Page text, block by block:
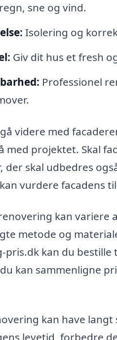
sne og vind.
Isolering og
Giv dit hus et fresh
Professionel
videre med
med projektet. Skal
der skal udbedres
vurdere facadens
kan
metode og
pris.dk kan du
kan sammenligne
kan have
levetid, forbedre